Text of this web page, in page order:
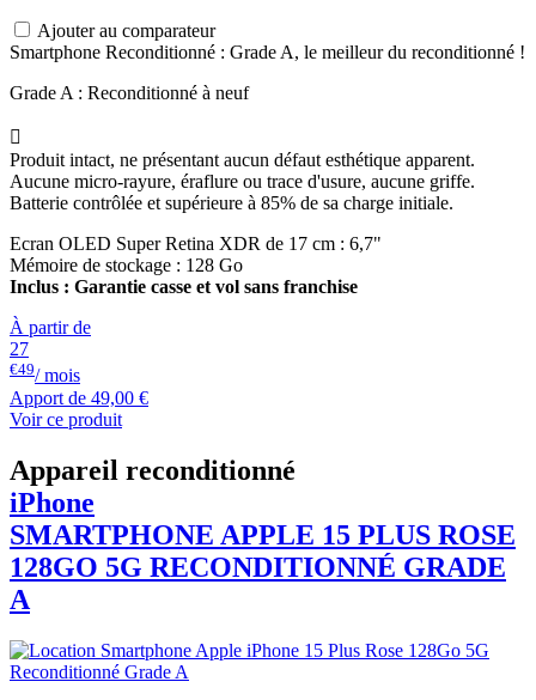
Ajouter au comparateur
Smartphone Reconditionné : Grade A, le meilleur du reconditionné !
Grade A : Reconditionné à neuf

Produit intact, ne présentant aucun défaut esthétique apparent.
Aucune micro-rayure, éraflure ou trace d'usure, aucune griffe.
Batterie contrôlée et supérieure à 85% de sa charge initiale.
Ecran OLED Super Retina XDR de 17 cm : 6,7"
Mémoire de stockage : 128 Go
Inclus : Garantie casse et vol sans franchise
À partir de
27
€49/ mois
Apport de 49,00 €
Voir ce produit
Appareil reconditionné
iPhone
SMARTPHONE APPLE 15 PLUS ROSE
128GO 5G RECONDITIONNÉ GRADE
A